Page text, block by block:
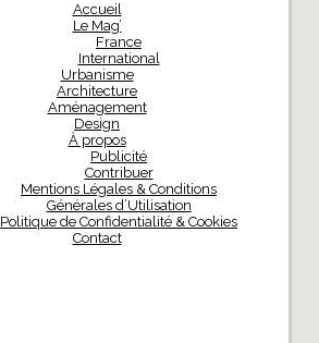
Accueil
Le Mag’
France
International
Urbanisme
Architecture
Aménagement
Design
À propos
Publicité
Contribuer
Mentions Légales & Conditions
Générales d’Utilisation
Politique de Confidentialité & Cookies
Contact